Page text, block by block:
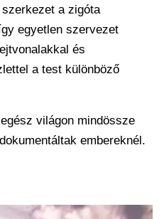
a zigóta
egyetlen szervezet
és
a test különböző
világon mindössze
embereknél.